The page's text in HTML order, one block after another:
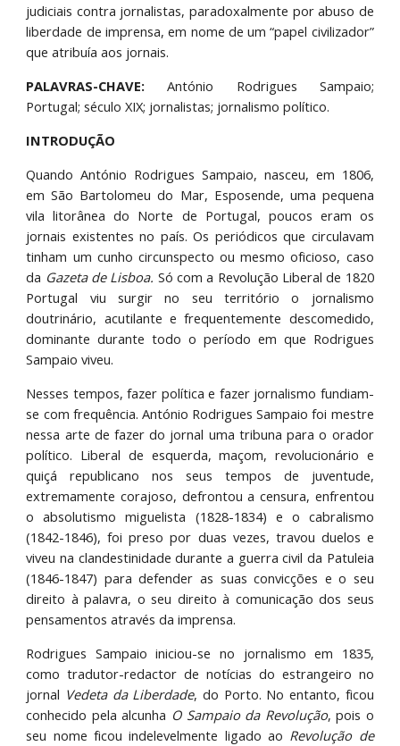
judiciais contra jornalistas, paradoxalmente por abuso de
liberdade de imprensa, em nome de um “papel civilizador”
que atribuía aos jornais.
PALAVRAS-CHAVE:António Rodrigues Sampaio;
Portugal; século XIX; jornalistas; jornalismo político.
INTRODUÇÃO
Quando António Rodrigues Sampaio, nasceu, em 1806,
em São Bartolomeu do Mar, Esposende, uma pequena
vila litorânea do Norte de Portugal, poucos eram os
jornais existentes no país. Os periódicos que circulavam
tinham um cunho circunspecto ou mesmo oficioso, caso
da Gazeta de Lisboa. Só com a Revolução Liberal de 1820
Portugal viu surgir no seu território o jornalismo
doutrinário, acutilante e frequentemente descomedido,
dominante durante todo o período em que Rodrigues
Sampaio viveu.
Nesses tempos, fazer política e fazer jornalismo fundiam-
se com frequência. António Rodrigues Sampaio foi mestre
nessa arte de fazer do jornal uma tribuna para o orador
político. Liberal de esquerda, maçom, revolucionário e
quiçá republicano nos seus tempos de juventude,
extremamente corajoso, defrontou a censura, enfrentou
o absolutismo miguelista (1828-1834) e o cabralismo
(1842-1846), foi preso por duas vezes, travou duelos e
viveu na clandestinidade durante a guerra civil da Patuleia
(1846-1847) para defender as suas convicções e o seu
direito à palavra, o seu direito à comunicação dos seus
pensamentos através da imprensa.
Rodrigues Sampaio iniciou-se no jornalismo em 1835,
como tradutor-redactor de notícias do estrangeiro no
jornal Vedeta da Liberdade, do Porto. No entanto, ficou
conhecido pela alcunha O Sampaio da Revolução, pois o
seu nome ficou indelevelmente ligado ao Revolução de